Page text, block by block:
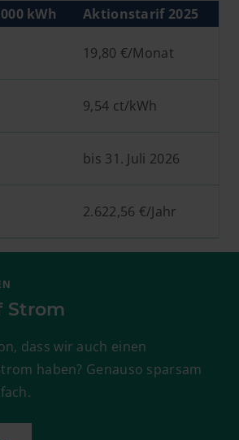
kWh Aktionstarif 2025
19,80 €/Monat
9,54 ct/kWh
bis 31. Juli 2026
2.622,56 €/Jahr
Strom
dass wir auch einen
haben? Genauso sparsam